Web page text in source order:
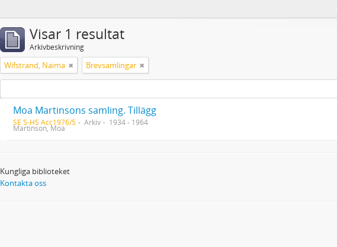
Visar 1 resultat
Arkivbeskrivning
Wifstrand, Naima Brevsamlingar
Moa Martinsons samling. Tillägg
SE S-HS Acc1976/5 Arkiv 1934 - 1964
Martinson, Moa
Kungliga biblioteket
Kontakta oss